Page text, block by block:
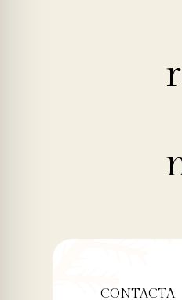
CONTACTA